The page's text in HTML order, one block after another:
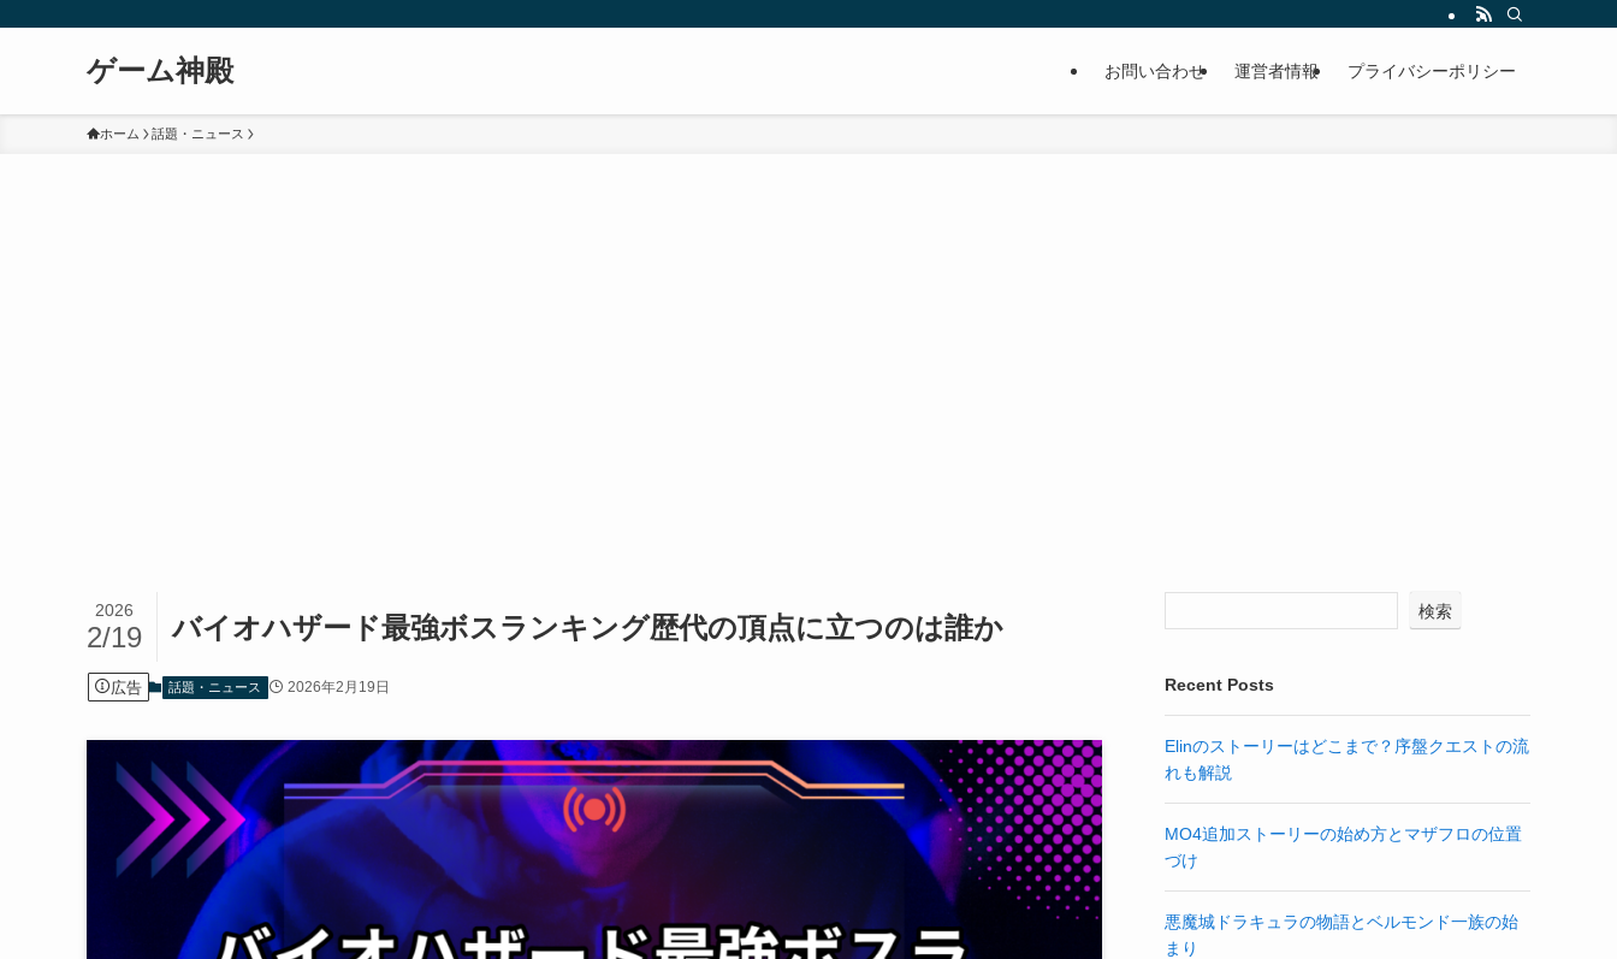
ゲーム神殿 お問い合わせ 運営者情報 プライバシーポリシー
ホーム 話題・ニュース
バイオハザード最強ボスランキング歴代の頂点に立つのは誰か
2026
2/19
広告 話題・ニュース 2026年2月19日
検索
Recent Posts
Elinのストーリーはどこまで？序盤クエストの流
れも解説
MO4追加ストーリーの始め方とマザフロの位置
づけ
悪魔城ドラキュラの物語とベルモンド一族の始
まり